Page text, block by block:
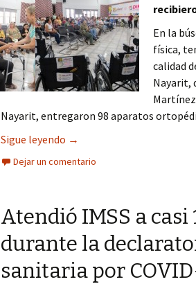
En la
física,
calidad
Nayarit,
Nayarit, entregaron 98 aparatos
Sigue leyendo Mejora DIF Nayarit vida y
→
Dejar un comentario
Atendió IMSS a
durante la
sanitaria por